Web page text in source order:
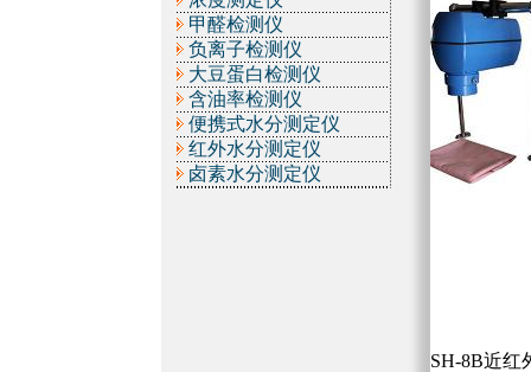
甲醛检测仪
负离子检测仪
大豆蛋白检测仪
含油率检测仪
便携式水分测定仪
红外水分测定仪
卤素水分测定仪
SH-8B近红